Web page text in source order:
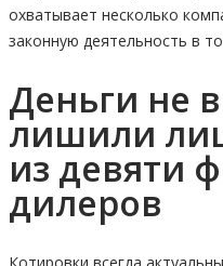
охватывает несколько
законную деятельность в
Деньги не
лишили
из девяти
дилеров
Котировки всегда